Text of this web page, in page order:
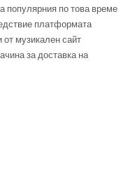
по това време
платформата
музикален сайт
за доставка на